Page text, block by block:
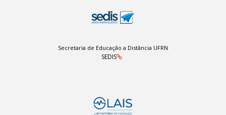
Secretaria de Educação a Distância UFRN
SEDIS